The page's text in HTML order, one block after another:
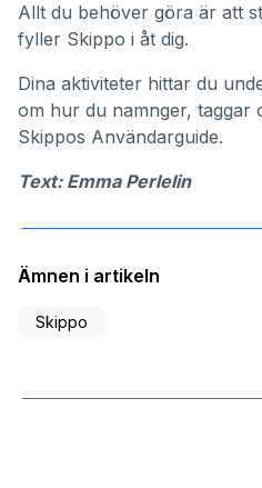
Allt du behöver göra är att
fyller Skippo i åt dig.
Dina aktiviteter hittar du
om hur du namnger, taggar
Skippos Användarguide.
Text: Emma Perlelin
Ämnen i artikeln
Skippo